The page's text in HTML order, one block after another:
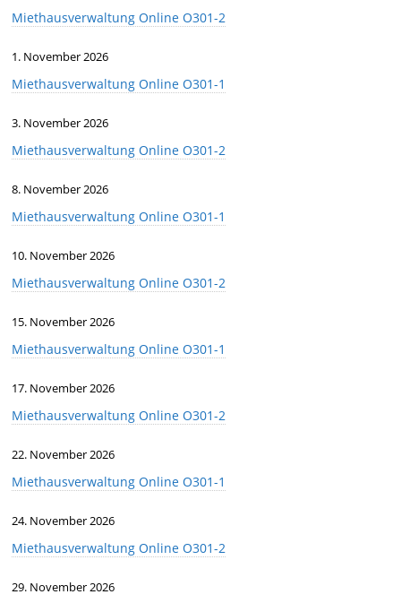
Miethausverwaltung Online O301-2
1. November 2026
Miethausverwaltung Online O301-1
3. November 2026
Miethausverwaltung Online O301-2
8. November 2026
Miethausverwaltung Online O301-1
10. November 2026
Miethausverwaltung Online O301-2
15. November 2026
Miethausverwaltung Online O301-1
17. November 2026
Miethausverwaltung Online O301-2
22. November 2026
Miethausverwaltung Online O301-1
24. November 2026
Miethausverwaltung Online O301-2
29. November 2026